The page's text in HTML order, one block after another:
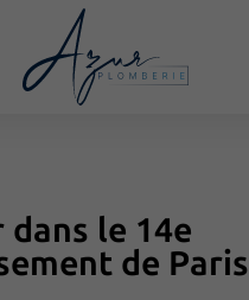
dans le 14e
de Paris